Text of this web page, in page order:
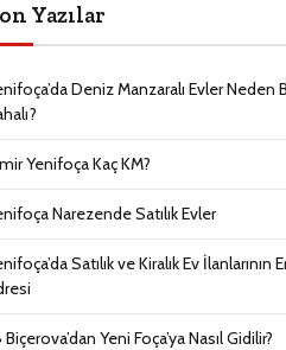
Yazılar
Deniz Manzaralı Evler Neden
Yenifoça Kaç KM?
Narezende Satılık Evler
Satılık ve Kiralık Ev İlanlarının
Biçerova’dan Yeni Foça’ya Nasıl Gidilir?